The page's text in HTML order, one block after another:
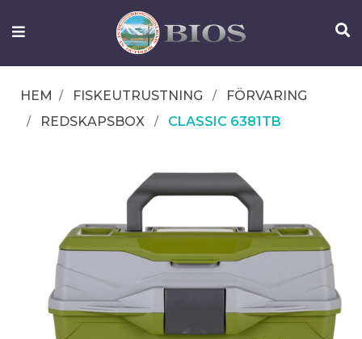
FISKEUTRUSTNING
OM
IFISH
HEM FISKEUTRUSTNING
FÖRVARING
REDSKAPSBOX
CLASSIC 6381TB